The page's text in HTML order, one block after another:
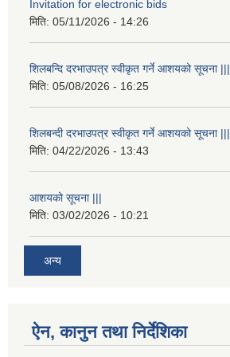
Invitation for electronic bids
मिति: 05/11/2026 - 14:26
शिलबन्दि दरभाउपत्र स्वीकृत गर्ने आशयको सूचना |||
मिति: 05/08/2026 - 16:25
शिलबन्दी दरभाउपत्र स्वीकृत गर्ने आशयको सूचना |||
मिति: 04/22/2026 - 13:43
आशयको सूचना |||
मिति: 03/02/2026 - 10:21
अन्य
ऐन, कानुन तथा निर्देशिका